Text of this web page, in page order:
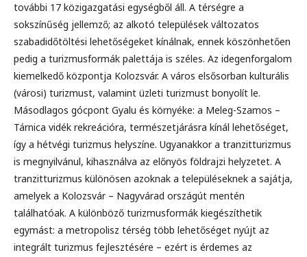
további 17 közigazgatási egységből áll. A térségre a
sokszínűség jellemző; az alkotó települések változatos
szabadidőtöltési lehetőségeket kínálnak, ennek köszönhetően
pedig a turizmusformák palettája is széles. Az idegenforgalom
kiemelkedő központja Kolozsvár. A város elsősorban kulturális
(városi) turizmust, valamint üzleti turizmust bonyolít le.
Másodlagos gócpont Gyalu és környéke: a Meleg-Szamos –
Tárnica vidék rekreációra, természetjárásra kínál lehetőséget,
így a hétvégi turizmus helyszíne. Ugyanakkor a tranzitturizmus
is megnyilvánul, kihasználva az előnyös földrajzi helyzetet. A
tranzitturizmus különösen azoknak a településeknek a sajátja,
amelyek a Kolozsvár – Nagyvárad országút mentén
találhatóak. A különböző turizmusformák kiegészíthetik
egymást: a metropolisz térség több lehetőséget nyújt az
integrált turizmus fejlesztésére – ezért is érdemes az